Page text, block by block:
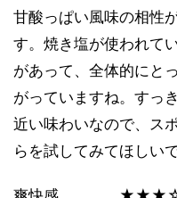
甘酸っぱい風味の相性
す。焼き塩が使われて
があって、全体的にと
がっていますね。すっ
近い味わいなので、ス
らを試してみてほしい